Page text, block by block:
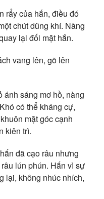
rẩy của hắn, điều đó
chút dũng khí. Nàng
lại đối mặt hắn.
vang lên, gõ lên
ánh sáng mơ hồ, nàng
có thể kháng cự,
mặt góc cạnh
kiên trì.
đã cạo râu nhưng
lún phún. Hắn vì sự
lại, không nhúc nhích,